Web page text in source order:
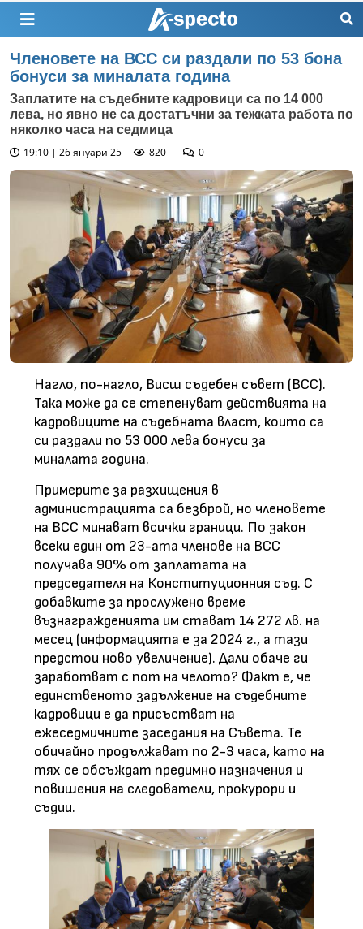
Членовете на ВСС си раздали по 53 бона
бонуси за миналата година
Заплатите на съдебните кадровици са по 14 000
лева, но явно не са достатъчни за тежката работа по
няколко часа на седмица
19:10 | 26 януари 25
820 0
Нагло, по-нагло, Висш съдебен съвет (ВСС).
Така може да се степенуват действията на
кадровиците на съдебната власт, които са
си раздали по 53 000 лева бонуси за
миналата година.
Примерите за разхищения в
администрацията са безброй, но членовете
на ВСС минават всички граници. По закон
всеки един от 23-ата членове на ВСС
получава 90% от заплатата на
председателя на Конституционния съд. С
добавките за прослужено време
възнагражденията им стават 14 272 лв. на
месец (информацията е за 2024 г., а тази
предстои ново увеличение). Дали обаче ги
заработват с пот на челото? Факт е, че
единственото задължение на съдебните
кадровици е да присъстват на
ежеседмичните заседания на Съвета. Те
обичайно продължават по 2-3 часа, като на
тях се обсъждат предимно назначения и
повишения на следователи, прокурори и
съдии.